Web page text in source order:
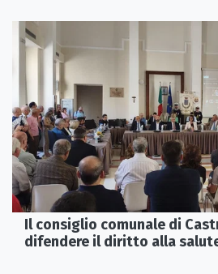
Il consiglio comunale di
difendere il diritto alla